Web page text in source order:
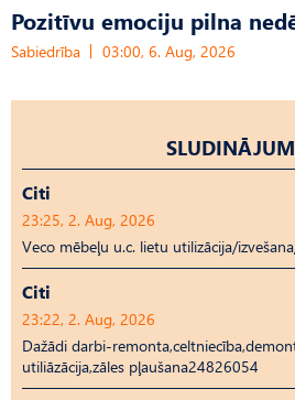
Pozitīvu emociju pilna
Sabiedrība 03:00, 6. Aug, 2026
Citi
23:25, 2. Aug, 2026
Veco mēbeļu u.c. lietu utilizācija/
Citi
23:22, 2. Aug, 2026
Dažādi darbi-
utiliāzācija,zāles pļaušana24826054